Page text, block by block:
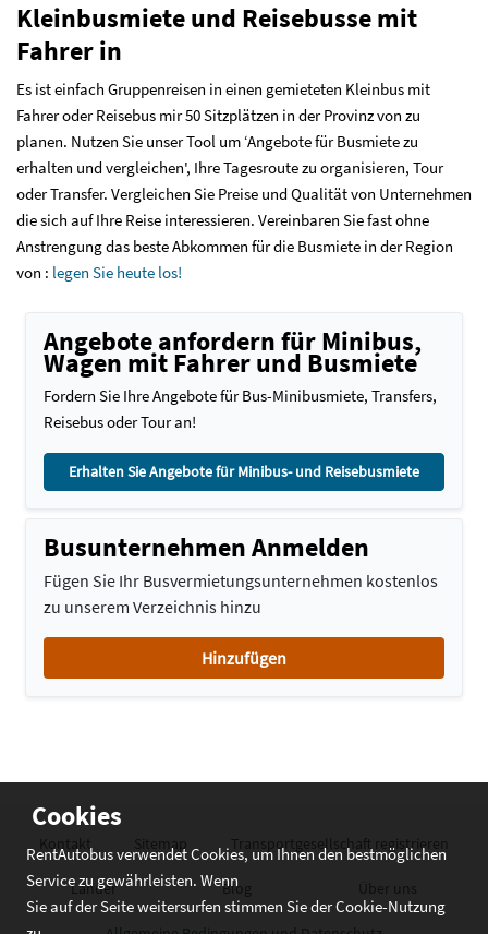
Cookies
RentAutobus verwendet Cookies, um Ihnen den bestmöglichen
Service zu gewährleisten. Wenn
Sie auf der Seite weitersurfen stimmen Sie der Cookie-Nutzung
Kleinbusmiete und Reisebusse mit
Fahrer in
Es ist einfach Gruppenreisen in einen gemieteten Kleinbus mit
Fahrer oder Reisebus mir 50 Sitzplätzen in der Provinz von zu
planen. Nutzen Sie unser Tool um ‘Angebote für Busmiete zu
erhalten und vergleichen', Ihre Tagesroute zu organisieren, Tour
oder Transfer. Vergleichen Sie Preise und Qualität von Unternehmen
die sich auf Ihre Reise interessieren. Vereinbaren Sie fast ohne
Anstrengung das beste Abkommen für die Busmiete in der Region
von : legen Sie heute los!
Angebote anfordern für Minibus,
Wagen mit Fahrer und Busmiete
Fordern Sie Ihre Angebote für Bus-Minibusmiete, Transfers,
Reisebus oder Tour an!
Erhalten Sie Angebote für Minibus- und Reisebusmiete
Busunternehmen Anmelden
Fügen Sie Ihr Busvermietungsunternehmen kostenlos
zu unserem Verzeichnis hinzu
Hinzufügen
Kontakt Sitemap Transportgesellschaft registrieren
Länder Blog Über uns